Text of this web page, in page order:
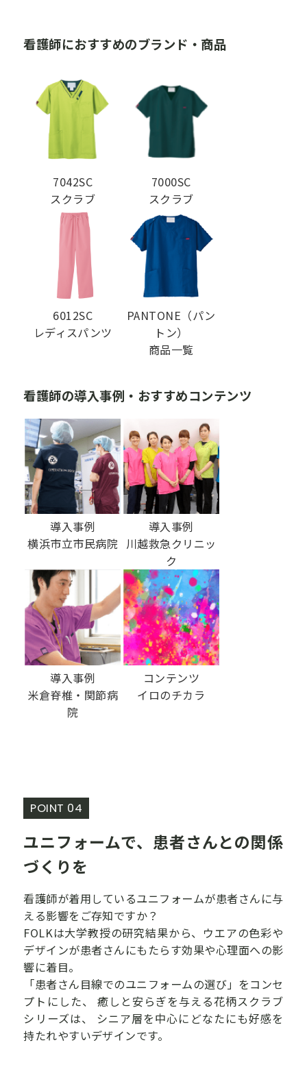
看護師におすすめのブランド・商品
7042SC
スクラブ
7000SC
スクラブ
6012SC
レディスパンツ
PANTONE（パン
トン）
商品一覧
看護師の導入事例・おすすめコンテンツ
導入事例
横浜市立市民病院
導入事例
川越救急クリニッ
ク
導入事例
米倉脊椎・関節病
院
コンテンツ
イロのチカラ
POINT 04
ユニフォームで、患者さんとの関係
づくりを
看護師が着用しているユニフォームが患者さんに与
える影響をご存知ですか？
FOLKは大学教授の研究結果から、ウエアの色彩や
デザインが患者さんにもたらす効果や心理面への影
響に着目。
「患者さん目線でのユニフォームの選び」をコンセ
プトにした、 癒しと安らぎを与える花柄スクラブ
シリーズは、 シニア層を中心にどなたにも好感を
持たれやすいデザインです。